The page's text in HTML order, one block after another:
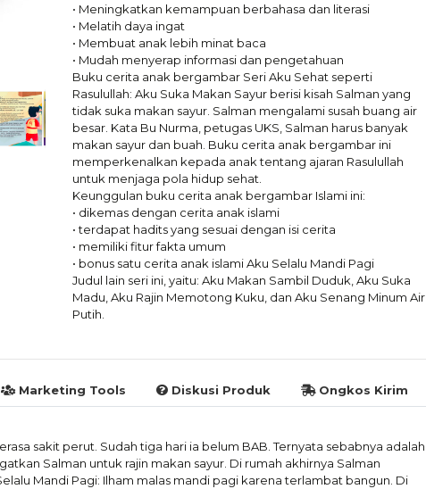
• Meningkatkan kemampuan berbahasa dan literasi
• Melatih daya ingat
• Membuat anak lebih minat baca
• Mudah menyerap informasi dan pengetahuan
Buku cerita anak bergambar Seri Aku Sehat seperti
Rasulullah: Aku Suka Makan Sayur berisi kisah Salman yang
tidak suka makan sayur. Salman mengalami susah buang air
besar. Kata Bu Nurma, petugas UKS, Salman harus banyak
makan sayur dan buah. Buku cerita anak bergambar ini
memperkenalkan kepada anak tentang ajaran Rasulullah
untuk menjaga pola hidup sehat.
Keunggulan buku cerita anak bergambar Islami ini:
• dikemas dengan cerita anak islami
• terdapat hadits yang sesuai dengan isi cerita
• memiliki fitur fakta umum
• bonus satu cerita anak islami Aku Selalu Mandi Pagi
Judul lain seri ini, yaitu: Aku Makan Sambil Duduk, Aku Suka
Madu, Aku Rajin Memotong Kuku, dan Aku Senang Minum Air
Putih.
Marketing Tools Diskusi Produk Ongkos Kirim
sakit perut. Sudah tiga hari ia belum BAB. Ternyata sebabnya adalah
Salman untuk rajin makan sayur. Di rumah akhirnya Salman
Mandi Pagi: Ilham malas mandi pagi karena terlambat bangun. Di